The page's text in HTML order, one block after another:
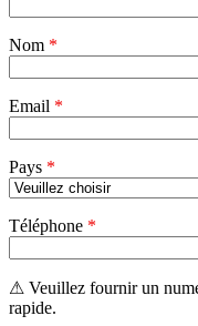
vide.
Nom *
Email *
Pays *
Téléphone *
⚠ Veuillez fournir un
rapide.